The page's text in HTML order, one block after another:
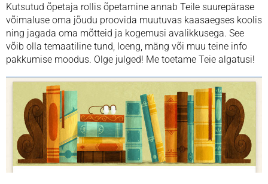
Kutsutud õpetaja rollis õpetamine annab Teile suurepärase
võimaluse oma jõudu proovida muutuvas kaasaegses koolis
ning jagada oma mõtteid ja kogemusi avalikkusega. See
võib olla temaatiline tund, loeng, mäng või muu teine info
pakkumise moodus. Olge julged! Me toetame Teie algatusi!